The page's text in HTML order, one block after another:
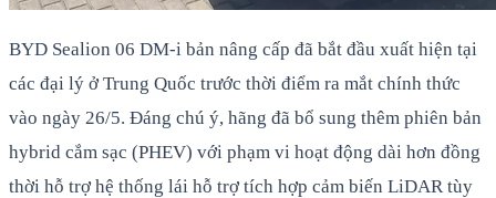
BYD Sealion 06 DM-i bản nâng cấp đã bắt đầu xuất hiện tại
các đại lý ở Trung Quốc trước thời điểm ra mắt chính thức
vào ngày 26/5. Đáng chú ý, hãng đã bổ sung thêm phiên bản
hybrid cắm sạc (PHEV) với phạm vi hoạt động dài hơn đồng
thời hỗ trợ hệ thống lái hỗ trợ tích hợp cảm biến LiDAR tùy